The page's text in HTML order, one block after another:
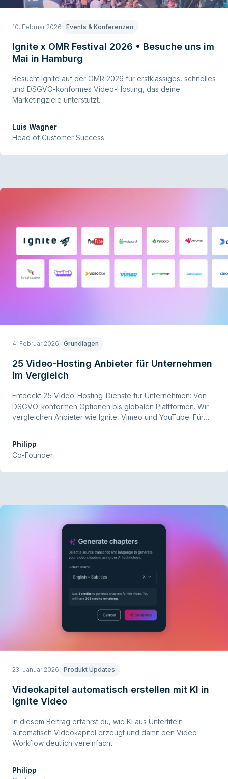
10. Februar 2026 Events & Konferenzen
Ignite x OMR Festival 2026 • Besuche uns im
Mai in Hamburg
Besucht Ignite auf der OMR 2026 für erstklassiges, schnelles
und DSGVO-konformes Video-Hosting, das deine
Marketingziele unterstützt.
Luis Wagner
Head of Customer Success
4. Februar 2026 Grundlagen
25 Video-Hosting Anbieter für Unternehmen
im Vergleich
Entdeckt 25 Video-Hosting-Dienste für Unternehmen: Von
DSGVO-konformen Optionen bis globalen Plattformen. Wir
vergleichen Anbieter wie Ignite, Vimeo und YouTube. Für
Philipp
Co-Founder
23. Januar 2026 Produkt Updates
Videokapitel automatisch erstellen mit KI in
Ignite Video
In diesem Beitrag erfährst du, wie KI aus Untertiteln
automatisch Videokapitel erzeugt und damit den Video-
Workflow deutlich vereinfacht.
Philipp